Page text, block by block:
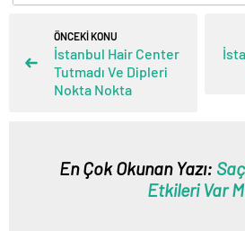
ÖNCEKİ KONU
İstanbul Hair Center
Tutmadı Ve Dipleri
Nokta Nokta
En Çok Okunan Yazı:
Etkileri Var